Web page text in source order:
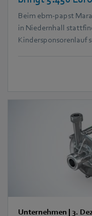
Beim ebm‑papst
in Niedernhall
Kindersponsorenlauf
Jahr kam dabei eine
und
Unternehmen | 3.